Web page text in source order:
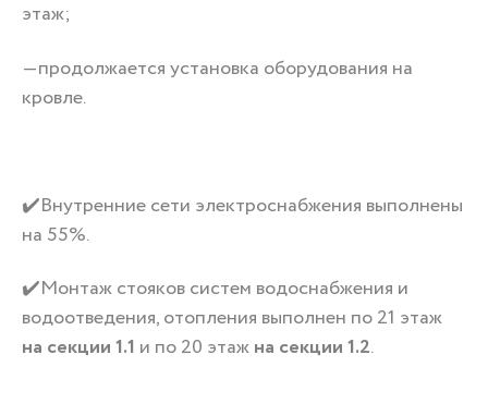
этаж;
—продолжается установка оборудования на
кровле.
✔️Внутренние сети электроснабжения выполнены
на 55%.
✔️Монтаж стояков систем водоснабжения и
водоотведения, отопления выполнен по 21 этаж
на секции 1.1 и по 20 этажна секции 1.2.